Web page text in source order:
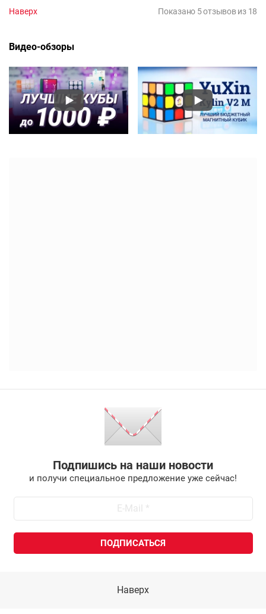
Наверх Показано 5 отзывов из 18
Видео-обзоры
Подпишись на наши новости
и получи специальное предложение уже сейчас!
Наверх